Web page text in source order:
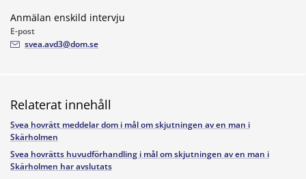
Anmälan enskild intervju
E-post
svea.avd3@dom.se
Relaterat innehåll
Svea hovrätt meddelar dom i mål om skjutningen av en man i
Skärholmen
Svea hovrätts huvudförhandling i mål om skjutningen av en man i
Skärholmen har avslutats